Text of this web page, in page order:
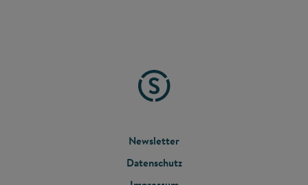
FOOTER
MENU
Newsletter
Datenschutz